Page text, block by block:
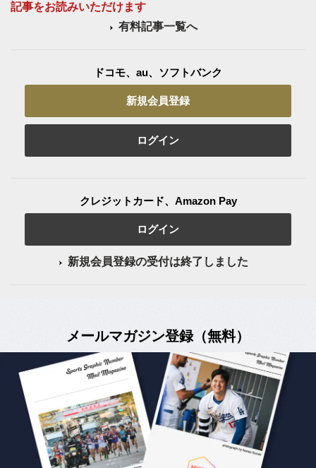
記事をお読みいただけます
有料記事一覧へ
ドコモ、au、ソフトバンク
新規会員登録
ログイン
クレジットカード、Amazon Pay
ログイン
新規会員登録の受付は終了しました
メールマガジン登録（無料）